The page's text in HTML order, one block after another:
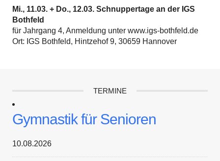
Mi., 11.03. + Do., 12.03. Schnuppertage an der IGS
Bothfeld
für Jahrgang 4, Anmeldung unter www.igs-bothfeld.de
Ort: IGS Bothfeld, Hintzehof 9, 30659 Hannover
TERMINE
Gymnastik für Senioren
10.08.2026